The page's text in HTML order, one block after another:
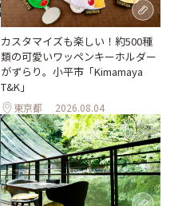
カスタマイズも楽しい！約500種
類の可愛いワッペンキーホルダー
がずらり。小平市「Kimamaya
T&K」
東京都 2026.08.04